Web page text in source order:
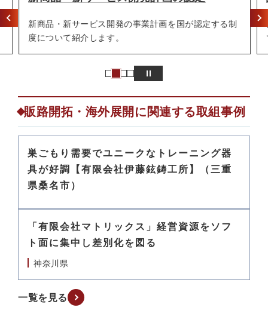
新商品・新サービス開発の事業計画を国が認定する制
度について紹介します。
販路開拓・海外展開に関連する取組事例
巣ごもり需要でユニークなトレーニング器
具が好調【有限会社伊藤鉉鋳工所】（三重
県桑名市）
「有限会社マトリックス」経営資源をソフ
ト面に集中し差別化を図る
神奈川県
一覧を見る